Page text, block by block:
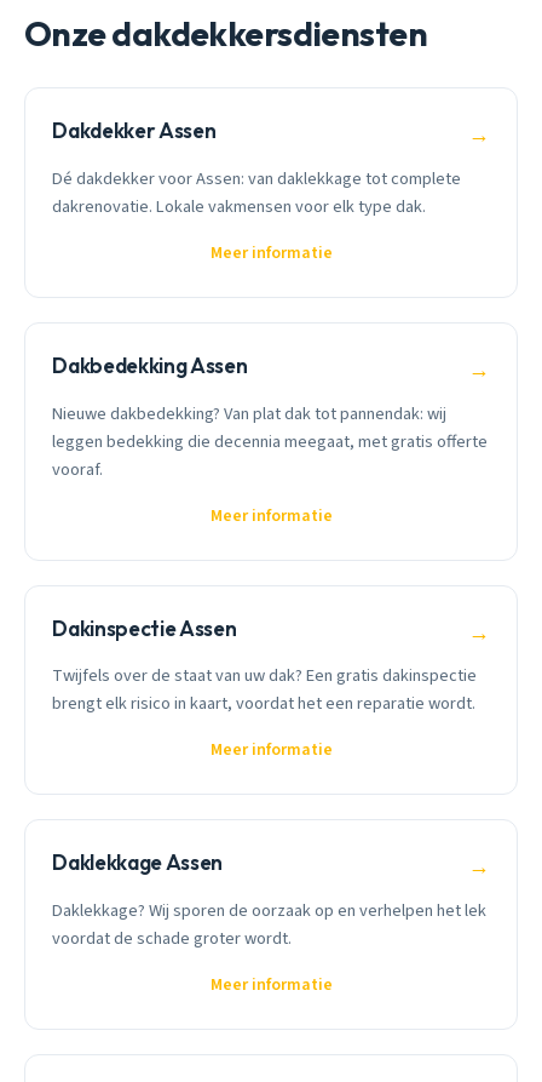
Onze dakdekkersdiensten
Dakdekker Assen →
Dé dakdekker voor Assen: van daklekkage tot complete
dakrenovatie. Lokale vakmensen voor elk type dak.
Meer informatie
Dakbedekking Assen →
Nieuwe dakbedekking? Van plat dak tot pannendak: wij
leggen bedekking die decennia meegaat, met gratis offerte
vooraf.
Meer informatie
Dakinspectie Assen →
Twijfels over de staat van uw dak? Een gratis dakinspectie
brengt elk risico in kaart, voordat het een reparatie wordt.
Meer informatie
Daklekkage Assen →
Daklekkage? Wij sporen de oorzaak op en verhelpen het lek
voordat de schade groter wordt.
Meer informatie